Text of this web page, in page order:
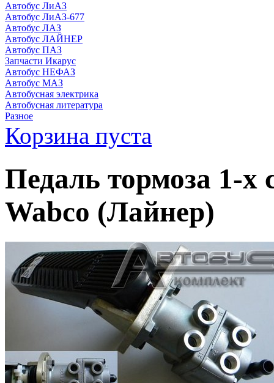
Автобус ЛиАЗ
Автобус ЛиАЗ-677
Автобус ЛАЗ
Автобус ЛАЙНЕР
Автобус ПАЗ
Запчасти Икарус
Автобус НЕФАЗ
Автобус МАЗ
Автобусная электрика
Автобусная литература
Разное
Корзина пуста
Педаль тормоза 1-х
Wabco (Лайнер)